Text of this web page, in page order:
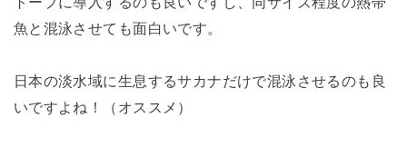
魚と混泳させても面白いです。
日本の淡水域に生息するサカナだけで混泳させるのも良
いですよね！（オススメ）